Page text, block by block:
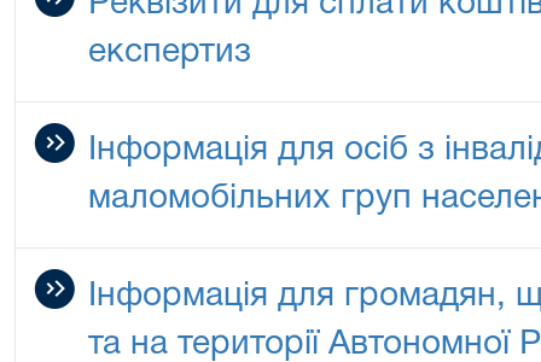
експертиз
Інформація для осіб з
маломобільних груп
Інформація для громадян,
та на території Автономної